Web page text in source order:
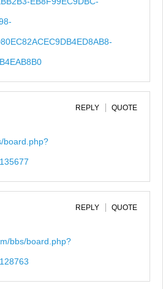
REPLY QUOTE
board.php?
REPLY QUOTE
bbs/board.php?